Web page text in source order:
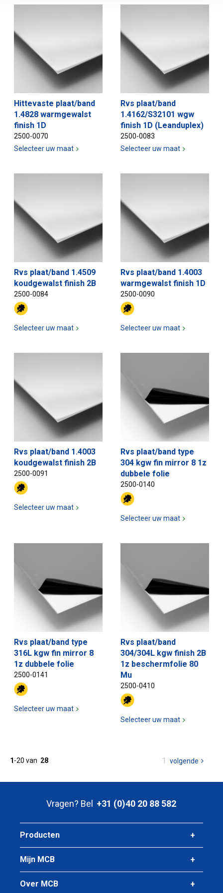
Hittevaste plaat/band
1.4828 warmgewalst
finish 1D
2500-0070
Selecteer uw maat
Rvs plaat/band
1.4162/S32101 wgw
finish 1D (Leanduplex)
2500-0083
Selecteer uw maat
Rvs plaat/band 1.4509
koudgewalst finish 2B
2500-0084
Selecteer uw maat
Rvs plaat/band 1.4003
warmgewalst finish 1D
2500-0090
Selecteer uw maat
Rvs plaat/band 1.4003
koudgewalst finish 2B
2500-0091
Selecteer uw maat
Rvs plaat/band type
304 kgw fin mirror 8 1z
dubbele folie
2500-0140
Selecteer uw maat
Rvs plaat/band type
316L kgw fin mirror 8
1z dubbele folie
2500-0141
Selecteer uw maat
Rvs plaat/band
304/304L kgw finish 2B
1z beschermfolie 80
Mu
2500-0410
Selecteer uw maat
1-20 van 28
U
pagina
1 volgende pagina
Vragen? Bel +31 (0)40 20 88 582
Producten
Mijn MCB
Over MCB